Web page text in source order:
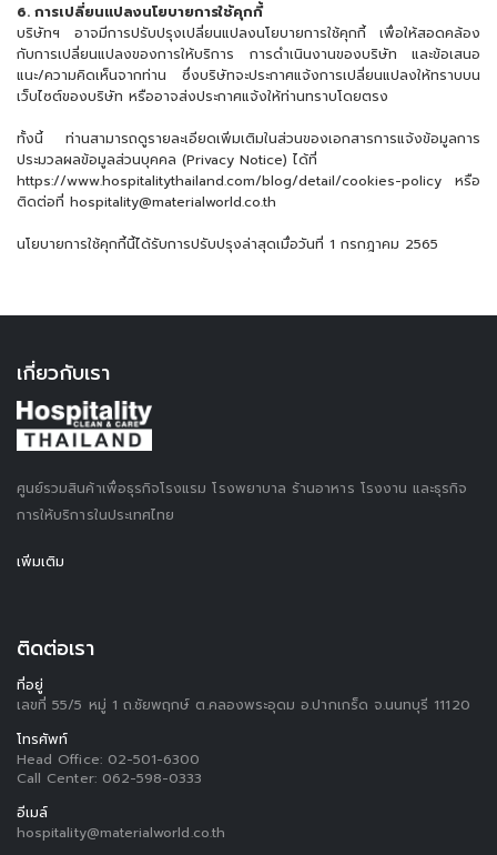
6. การเปลี่ยนแปลงนโยบายการใช้คุกกี้
บริษัทฯ อาจมีการปรับปรุงเปลี่ยนแปลงนโยบายการใช้คุกกี้ เพื่อให้สอดคล้อง
กับการเปลี่ยนแปลงของการให้บริการ การดำเนินงานของบริษัท และข้อเสนอ
แนะ/ความคิดเห็นจากท่าน ซึ่งบริษัทจะประกาศแจ้งการเปลี่ยนแปลงให้ทราบบน
เว็บไซต์ของบริษัท หรืออาจส่งประกาศแจ้งให้ท่านทราบโดยตรง
ทั้งนี้ ท่านสามารถดูรายละเอียดเพิ่มเติมในส่วนของเอกสารการแจ้งข้อมูลการ
ประมวลผลข้อมูลส่วนบุคคล (Privacy Notice) ได้ที่
https://www.hospitalitythailand.com/blog/detail/cookies-policy หรือ
ติดต่อที่ hospitality@materialworld.co.th
นโยบายการใช้คุกกี้นี้ได้รับการปรับปรุงล่าสุดเมื่อวันที่ 1 กรกฎาคม 2565
เกี่ยวกับเรา
ศูนย์รวมสินค้าเพื่อธุรกิจโรงแรม โรงพยาบาล ร้านอาหาร โรงงาน และธุรกิจ
การให้บริการในประเทศไทย
เพิ่มเติม
ติดต่อเรา
ที่อยู่
เลขที่ 55/5 หมู่ 1 ถ.ชัยพฤกษ์ ต.คลองพระอุดม อ.ปากเกร็ด จ.นนทบุรี 11120
โทรศัพท์
Head Office: 02-501-6300
Call Center: 062-598-0333
อีเมล์
hospitality@materialworld.co.th